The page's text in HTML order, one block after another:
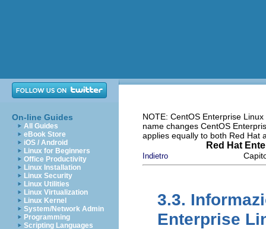
On-line Guides
All Guides
eBook Store
iOS / Android
Linux for Beginners
Office Productivity
Linux Installation
Linux Security
Linux Utilities
Linux Virtualization
Linux Kernel
System/Network Admin
Programming
Scripting Languages
NOTE: CentOS Enterprise
name changes CentOS
applies equally to both Red Hat
Red Hat
Indietro
3.3.
Enterprise